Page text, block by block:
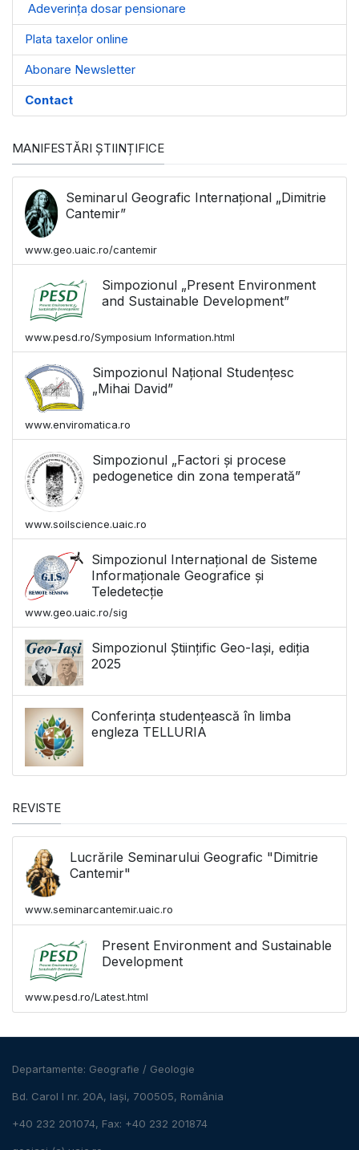
Adeverința dosar pensionare
Plata taxelor online
Abonare Newsletter
Contact
MANIFESTĂRI ȘTIINȚIFICE
Seminarul Geografic Internațional „Dimitrie
Cantemir”
www.geo.uaic.ro/cantemir
Simpozionul „Present Environment
and Sustainable Development”
www.pesd.ro/Symposium Information.html
Simpozionul Național Studențesc
„Mihai David”
www.enviromatica.ro
Simpozionul „Factori și procese
pedogenetice din zona temperată”
www.soilscience.uaic.ro
Simpozionul Internațional de Sisteme
Informaționale Geografice și
Teledetecție
www.geo.uaic.ro/sig
Simpozionul Științific Geo-Iași, ediția
2025
Conferința studențească în limba
engleza TELLURIA
REVISTE
Lucrările Seminarului Geografic "Dimitrie
Cantemir"
www.seminarcantemir.uaic.ro
Present Environment and Sustainable
Development
www.pesd.ro/Latest.html
Departamente: Geografie / Geologie
Bd. Carol I nr. 20A, Iași, 700505, România
+40 232 201074, Fax: +40 232 201874